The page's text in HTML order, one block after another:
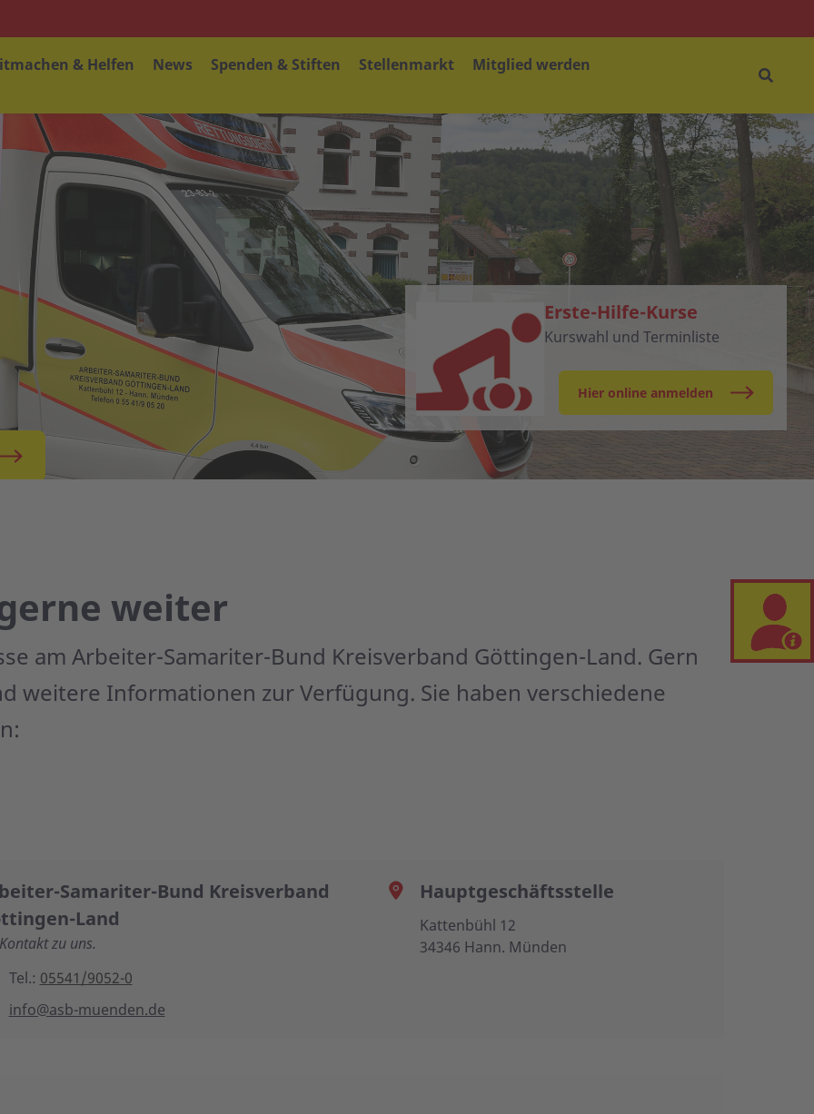
& Helfen News Spenden & Stiften Stellenmarkt
Mitglied werden
Erste-Hilfe-Kurse
Kurswahl und Terminliste
Hier online anmelden
weiter
am Arbeiter-Samariter-Bund Kreisverband Göttingen-Land. Gern
weitere Informationen zur Verfügung. Sie haben verschiedene
Samariter-Bund Kreisverband
Land
zu uns.
Tel.: 05541/9052-0
info@asb-muenden.de
Hauptgeschäftsstelle
Kattenbühl 12
34346 Hann. Münden